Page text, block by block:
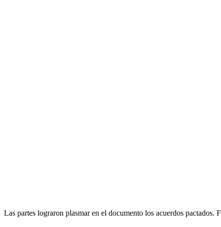
Las partes lograron plasmar en el documento los acuerdos pactados.